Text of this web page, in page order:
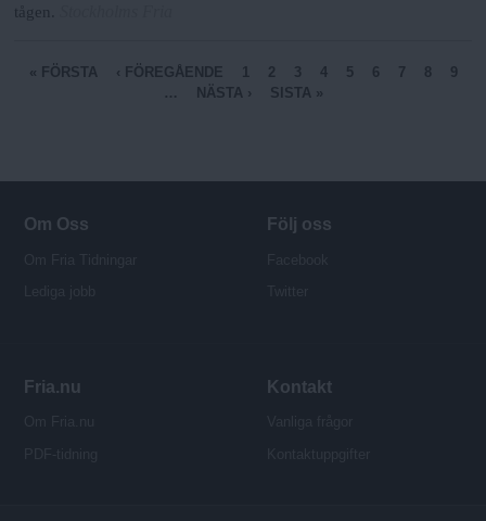
tågen.
S
« FÖRSTA ‹ FÖREGÅENDE 1 2 3 4 5 6 7 8
9
…
NÄSTA › SISTA »
Om Oss Följ oss
Fria.nu Kontakt